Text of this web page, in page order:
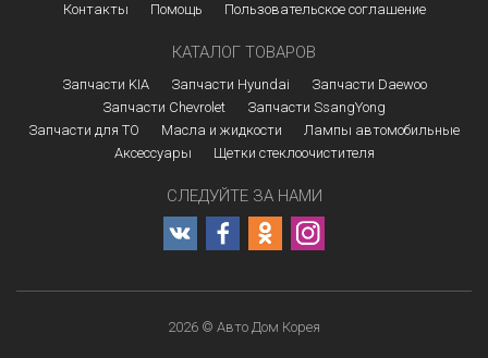
Контакты
Помощь Пользовательское соглашение
КАТАЛОГ ТОВАРОВ
Запчасти KIA Запчасти Hyundai
Запчасти Daewoo
Запчасти Chevrolet
Запчасти SsangYong
Запчасти для ТО
Масла и жидкости
Лампы автомобильные
Аксессуары
Щетки стеклоочистителя
СЛЕДУЙТЕ ЗА НАМИ
2026 © Авто Дом Корея